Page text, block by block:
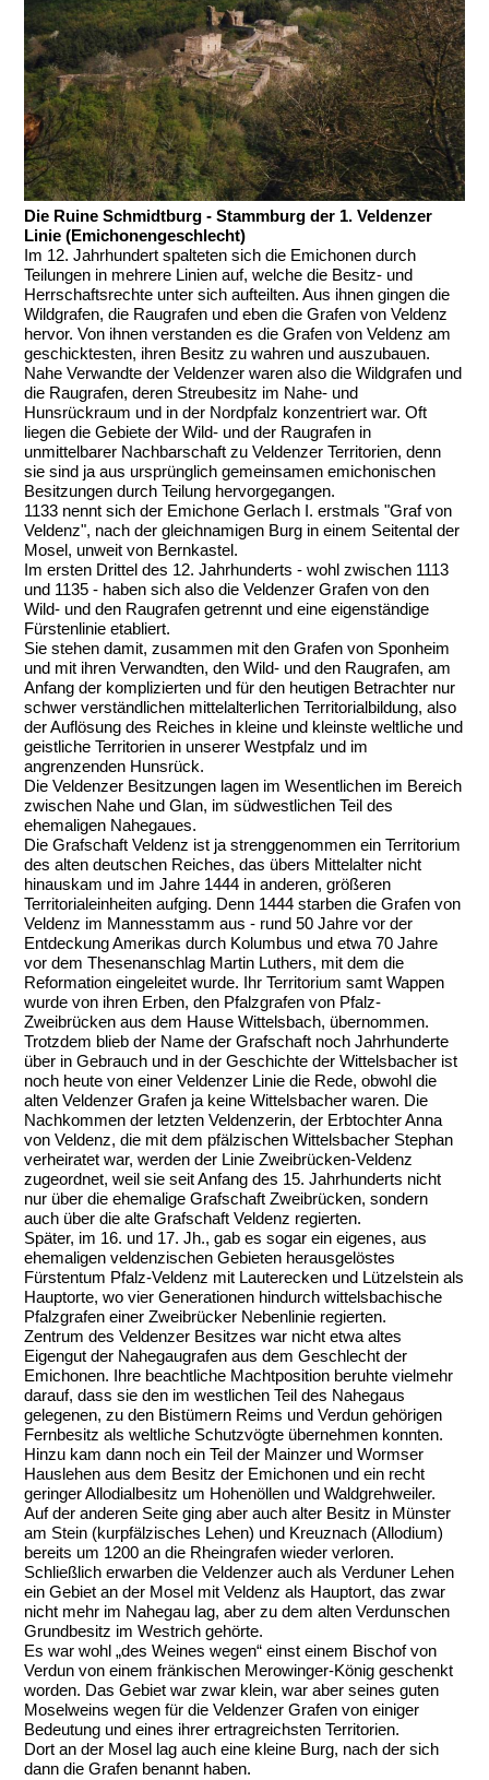
Die Ruine Schmidtburg - Stammburg der 1. Veldenzer
Linie (Emichonengeschlecht)
Im 12. Jahrhundert spalteten sich die Emichonen durch
Teilungen in mehrere Linien auf, welche die Besitz- und
Herrschaftsrechte unter sich aufteilten. Aus ihnen gingen die
Wildgrafen, die Raugrafen und eben die Grafen von Veldenz
hervor. Von ihnen verstanden es die Grafen von Veldenz am
geschicktesten, ihren Besitz zu wahren und auszubauen.
Nahe Verwandte der Veldenzer waren also die Wildgrafen und
die Raugrafen, deren Streubesitz im Nahe- und
Hunsrückraum und in der Nordpfalz konzentriert war. Oft
liegen die Gebiete der Wild- und der Raugrafen in
unmittelbarer Nachbarschaft zu Veldenzer Territorien, denn
sie sind ja aus ursprünglich gemeinsamen emichonischen
Besitzungen durch Teilung hervorgegangen.
1133 nennt sich der Emichone Gerlach I. erstmals "Graf von
Veldenz", nach der gleichnamigen Burg in einem Seitental der
Mosel, unweit von Bernkastel.
Im ersten Drittel des 12. Jahrhunderts - wohl zwischen 1113
und 1135 - haben sich also die Veldenzer Grafen von den
Wild- und den Raugrafen getrennt und eine eigenständige
Fürstenlinie etabliert.
Sie stehen damit, zusammen mit den Grafen von Sponheim
und mit ihren Verwandten, den Wild- und den Raugrafen, am
Anfang der komplizierten und für den heutigen Betrachter nur
schwer verständlichen mittelalterlichen Territorialbildung, also
der Auflösung des Reiches in kleine und kleinste weltliche und
geistliche Territorien in unserer Westpfalz und im
angrenzenden Hunsrück.
Die Veldenzer Besitzungen lagen im Wesentlichen im Bereich
zwischen Nahe und Glan, im südwestlichen Teil des
ehemaligen Nahegaues.
Die Grafschaft Veldenz ist ja strenggenommen ein Territorium
des alten deutschen Reiches, das übers Mittelalter nicht
hinauskam und im Jahre 1444 in anderen, größeren
Territorialeinheiten aufging. Denn 1444 starben die Grafen von
Veldenz im Mannesstamm aus - rund 50 Jahre vor der
Entdeckung Amerikas durch Kolumbus und etwa 70 Jahre
vor dem Thesenanschlag Martin Luthers, mit dem die
Reformation eingeleitet wurde. Ihr Territorium samt Wappen
wurde von ihren Erben, den Pfalzgrafen von Pfalz-
Zweibrücken aus dem Hause Wittelsbach, übernommen.
Trotzdem blieb der Name der Grafschaft noch Jahrhunderte
über in Gebrauch und in der Geschichte der Wittelsbacher ist
noch heute von einer Veldenzer Linie die Rede, obwohl die
alten Veldenzer Grafen ja keine Wittelsbacher waren. Die
Nachkommen der letzten Veldenzerin, der Erbtochter Anna
von Veldenz, die mit dem pfälzischen Wittelsbacher Stephan
verheiratet war, werden der Linie Zweibrücken-Veldenz
zugeordnet, weil sie seit Anfang des 15. Jahrhunderts nicht
nur über die ehemalige Grafschaft Zweibrücken, sondern
auch über die alte Grafschaft Veldenz regierten.
Später, im 16. und 17. Jh., gab es sogar ein eigenes, aus
ehemaligen veldenzischen Gebieten herausgelöstes
Fürstentum Pfalz-Veldenz mit Lauterecken und Lützelstein als
Hauptorte, wo vier Generationen hindurch wittelsbachische
Pfalzgrafen einer Zweibrücker Nebenlinie regierten.
Zentrum des Veldenzer Besitzes war nicht etwa altes
Eigengut der Nahegaugrafen aus dem Geschlecht der
Emichonen. Ihre beachtliche Machtposition beruhte vielmehr
darauf, dass sie den im westlichen Teil des Nahegaus
gelegenen, zu den Bistümern Reims und Verdun gehörigen
Fernbesitz als weltliche Schutzvögte übernehmen konnten.
Hinzu kam dann noch ein Teil der Mainzer und Wormser
Hauslehen aus dem Besitz der Emichonen und ein recht
geringer Allodialbesitz um Hohenöllen und Waldgrehweiler.
Auf der anderen Seite ging aber auch alter Besitz in Münster
am Stein (kurpfälzisches Lehen) und Kreuznach (Allodium)
bereits um 1200 an die Rheingrafen wieder verloren.
Schließlich erwarben die Veldenzer auch als Verduner Lehen
ein Gebiet an der Mosel mit Veldenz als Hauptort, das zwar
nicht mehr im Nahegau lag, aber zu dem alten Verdunschen
Grundbesitz im Westrich gehörte.
Es war wohl „des Weines wegen“ einst einem Bischof von
Verdun von einem fränkischen Merowinger-König geschenkt
worden. Das Gebiet war zwar klein, war aber seines guten
Moselweins wegen für die Veldenzer Grafen von einiger
Bedeutung und eines ihrer ertragreichsten Territorien.
Dort an der Mosel lag auch eine kleine Burg, nach der sich
dann die Grafen benannt haben.